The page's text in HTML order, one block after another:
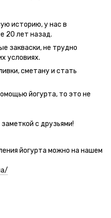
историю, у нас в
20 лет назад.
закваски, не трудно
условиях.
сметану и стать
йогурта, то это не
с друзьями!
йогурта можно на нашем